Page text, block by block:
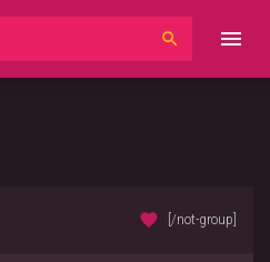
[/not-group]